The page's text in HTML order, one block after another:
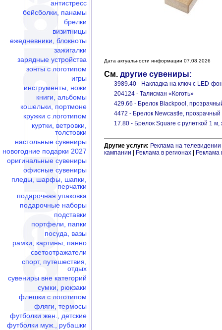
антистресс
бейсболки, панамы
брелки
визитницы
ежедневники, блокноты
зажигалки
зарядные устройства
зонты с логотипом
игры
инструменты, ножи
книги, альбомы
кошельки, портмоне
кружки с логотипом
куртки, ветровки,
толстовки
настольные сувениры
новогодние подарки 2027
оригинальные сувениры
офисные сувениры
пледы, шарфы, шапки,
перчатки
подарочная упаковка
подарочные наборы
подставки
портфели, папки
посуда, вазы
рамки, картины, панно
светоотражатели
спорт, путешествия,
отдых
сувениры вне категорий
сумки, рюкзаки
флешки c логотипом
фляги, термосы
футболки жен., детские
футболки муж., рубашки
Дата актуальности информации 07.08.2026
См. другие сувениры:
3989.40 - Накладка на ключ с LED-
204124 - Талисман «Коготь»
429.66 - Брелок Blackpool,
4472 - Брелок Newcastle, прозрачный
17.80 - Брелок Square с рулеткой 1
Другие услуги: Реклама на телевидении
кампании
Реклама в регионах Реклама